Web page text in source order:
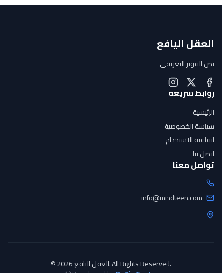
العقل اليافع
نص الفوتر التعريفي
روابط سريعة
الرئيسية
سياسة الخصوصية
اتفاقية الاستخدام
اتصل بنا
تواصل معنا
info@mindteen.com
© 2026 العقل اليافع. All Rights Reserved.